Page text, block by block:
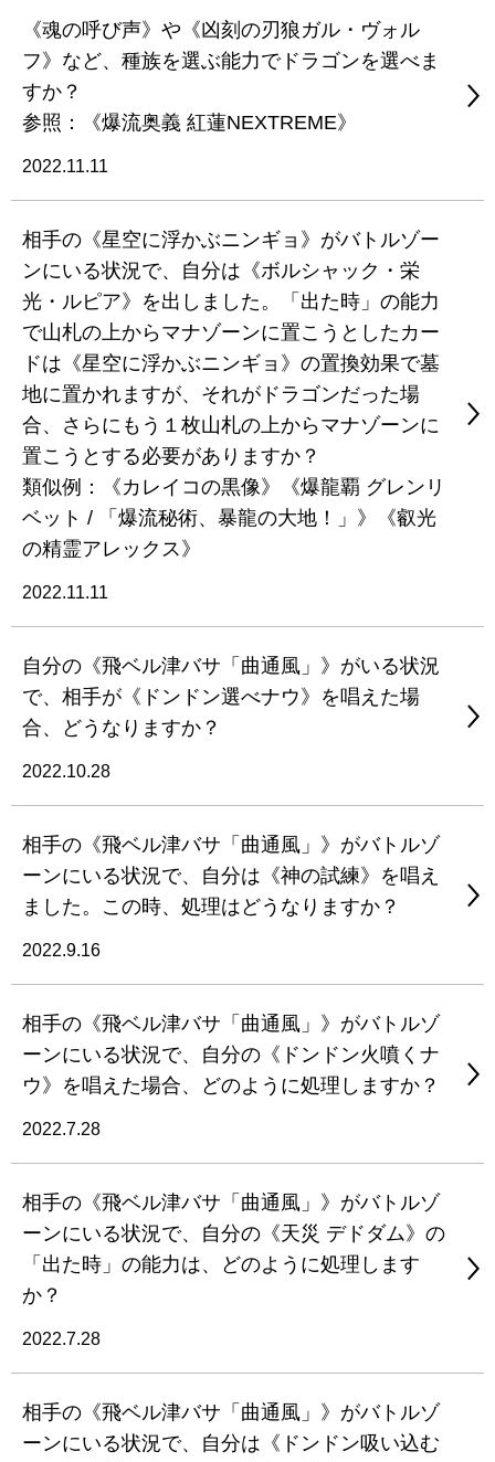
《魂の呼び声》や《凶刻の刃狼ガル・ヴォル
フ》など、種族を選ぶ能力でドラゴンを選べま
すか？
参照：《爆流奥義 紅蓮NEXTREME》
2022.11.11
相手の《星空に浮かぶニンギョ》がバトルゾー
ンにいる状況で、自分は《ボルシャック・栄
光・ルピア》を出しました。「出た時」の能力
で山札の上からマナゾーンに置こうとしたカー
ドは《星空に浮かぶニンギョ》の置換効果で墓
地に置かれますが、それがドラゴンだった場
合、さらにもう１枚山札の上からマナゾーンに
置こうとする必要がありますか？
類似例：《カレイコの黒像》《爆龍覇 グレンリ
ベット / 「爆流秘術、暴龍の大地！」》《叡光
の精霊アレックス》
2022.11.11
自分の《飛ベル津バサ「曲通風」》がいる状況
で、相手が《ドンドン選べナウ》を唱えた場
合、どうなりますか？
2022.10.28
相手の《飛ベル津バサ「曲通風」》がバトルゾ
ーンにいる状況で、自分は《神の試練》を唱え
ました。この時、処理はどうなりますか？
2022.9.16
相手の《飛ベル津バサ「曲通風」》がバトルゾ
ーンにいる状況で、自分の《ドンドン火噴くナ
ウ》を唱えた場合、どのように処理しますか？
2022.7.28
相手の《飛ベル津バサ「曲通風」》がバトルゾ
ーンにいる状況で、自分の《天災 デドダム》の
「出た時」の能力は、どのように処理します
か？
2022.7.28
相手の《飛ベル津バサ「曲通風」》がバトルゾ
ーンにいる状況で、自分は《ドンドン吸い込む